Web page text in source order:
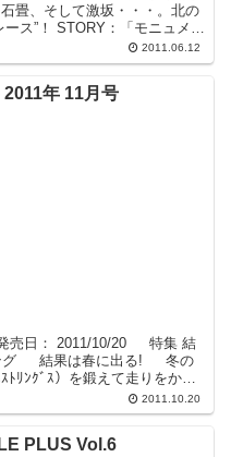
畳、そして激坂・・・。北の
ス”！ STORY：「モニュメン
2011.06.12
年 11月号
売日： 2011/10/20 特集 結
グ 結果は春に出る! 冬の
ﾄﾘﾝｸﾞｽ）を鍛えて走りをかえ
2011.10.20
PLUS Vol.6